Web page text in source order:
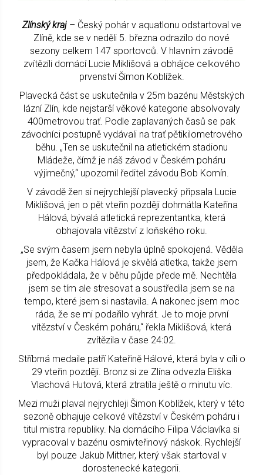
Zlínský kraj – Český pohár v aquatlonu odstartoval ve
Zlíně, kde se v neděli 5. března odrazilo do nové
sezony celkem 147 sportovců. V hlavním závodě
zvítězili domácí Lucie Miklišová a obhájce celkového
prvenství Šimon Koblížek.
Plavecká část se uskutečnila v 25m bazénu Městských
lázní Zlín, kde nejstarší věkové kategorie absolvovaly
400metrovou trať. Podle zaplavaných časů se pak
závodníci postupně vydávali na trať pětikilometrového
běhu. „Ten se uskutečnil na atletickém stadionu
Mládeže, čímž je náš závod v Českém poháru
výjimečný,“ upozornil ředitel závodu Bob Komín.
V závodě žen si nejrychlejší plavecký připsala Lucie
Miklišová, jen o pět vteřin později dohmátla Kateřina
Hálová, bývalá atletická reprezentantka, která
obhajovala vítězství z loňského roku.
„Se svým časem jsem nebyla úplně spokojená. Věděla
jsem, že Kačka Hálová je skvělá atletka, takže jsem
předpokládala, že v běhu půjde přede mě. Nechtěla
jsem se tím ale stresovat a soustředila jsem se na
tempo, které jsem si nastavila. A nakonec jsem moc
ráda, že se mi podařilo vyhrát. Je to moje první
vítězství v Českém poháru,“ řekla Miklišová, která
zvítězila v čase 24:02.
Stříbrná medaile patří Kateřině Hálové, která byla v cíli o
29 vteřin později. Bronz si ze Zlína odvezla Eliška
Vlachová Hutová, která ztratila ještě o minutu víc.
Mezi muži plaval nejrychleji Šimon Koblížek, který v této
sezoně obhajuje celkové vítězství v Českém poháru i
titul mistra republiky. Na domácího Filipa Václavíka si
vypracoval v bazénu osmivteřinový náskok. Rychlejší
byl pouze Jakub Mittner, který však startoval v
dorostenecké kategorii.